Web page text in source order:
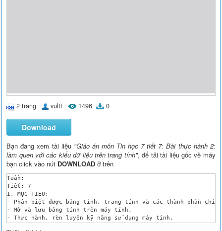
2 trang vultt 1496 0
Download
Bạn đang xem tài liệu "Giáo án môn Tin học 7 tiết 7: Bài thực hành 2:
làm quen với các kiểu dữ liệu trên trang tính", để tải tài liệu gốc về máy
bạn click vào nút DOWNLOAD ở trên
Tuần:
Tiết: 7
I. MỤC TIÊU:
- Phân biệt được bảng tính, trang tính và các thành phần
- Mở và lưu bảng tính trên máy tính.
- Thực hành, rèn luyện kỹ năng sử dụng máy tính.
II. CHUẨN BỊ: